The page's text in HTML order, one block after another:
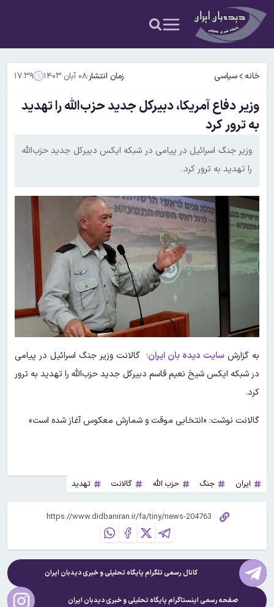
خانه سیاسی زمان انتشار:۰۸ آبان ۱۴۰۳ ۱۷:۳۹
وزیر دفاع آمریکا، دبیرکل جدید حزب‌الله را تهدید
به ترور کرد
وزیر جنگ اسرائیل در پیامی در شبکه ایکس دبیرکل جدید حزب‌الله
را تهدید به ترور کرد.
به گزارش سایت دیده بان ایران؛ گالانت وزیر جنگ اسرائیل در پیامی
در شبکه ایکس شیخ نعیم قاسم دبیرکل جدید حزب‌الله را تهدید به ترور
کرد.
گالانت نوشت: «انتخابی موقت و شمارش معکوس آغاز شده است»
ایران جنگ حزب الله گالانت تهدید
کانال رسمی تلگرام پایگاه تحلیلی و خبریدیدبان ایران
صفحه رسمی اینستاگرام پایگاه تحلیلی و خبریدیدبان ایران